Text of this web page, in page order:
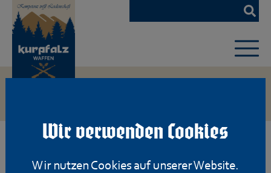
Wir verwenden Cookies
Wir nutzen Cookies auf unserer Website.
Zum
Hauptinhalt
springen